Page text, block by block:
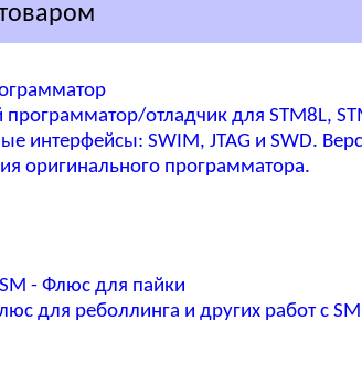
отладчик для STM8L,
интерфейсы: SWIM, JTAG и SWD.
оригинального программатора.
- Флюс для пайки
для реболлинга и других работ с